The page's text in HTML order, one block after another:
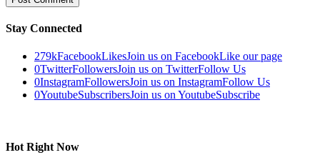
Stay Connected
279kFacebookLikesJoin us on FacebookLike our page
0TwitterFollowersJoin us on TwitterFollow Us
0InstagramFollowersJoin us on InstagramFollow Us
0YoutubeSubscribersJoin us on YoutubeSubscribe
Hot Right Now